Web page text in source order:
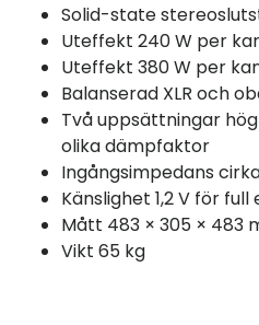
Solid-state
Uteffekt 240 W per
Uteffekt 380 W per
Balanserad XLR och
Två uppsättningar
olika dämpfaktor
Ingångsimpedans
Känslighet 1,2 V för
Mått 483 × 305 × 483
Vikt 65 kg